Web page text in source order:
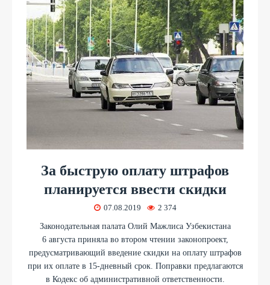
За быструю оплату штрафов
планируется ввести скидки
07.08.2019 2 374
Законодательная палата Олий Мажлиса Узбекистана
6 августа приняла во втором чтении законопроект,
предусматривающий введение скидки на оплату штрафов
при их оплате в 15-дневный срок. Поправки предлагаются
в Кодекс об административной ответственности.